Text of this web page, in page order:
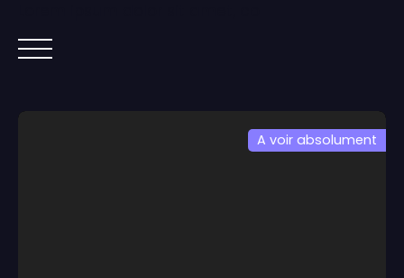
A voir absolument